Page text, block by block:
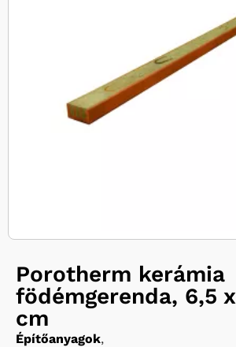
Porotherm kerámia
födémgerenda, 6,5
cm
Építőanyagok,